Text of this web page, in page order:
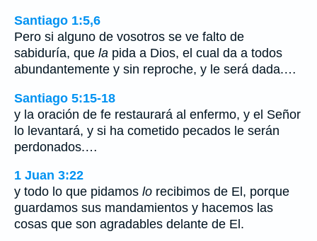
Santiago 1:5,6
Pero si alguno de vosotros se ve falto de
sabiduría, que la pida a Dios, el cual da a todos
abundantemente y sin reproche, y le será dada.…
Santiago 5:15-18
y la oración de fe restaurará al enfermo, y el Señor
lo levantará, y si ha cometido pecados le serán
perdonados.…
1 Juan 3:22
y todo lo que pidamos lo recibimos de El, porque
guardamos sus mandamientos y hacemos las
cosas que son agradables delante de El.